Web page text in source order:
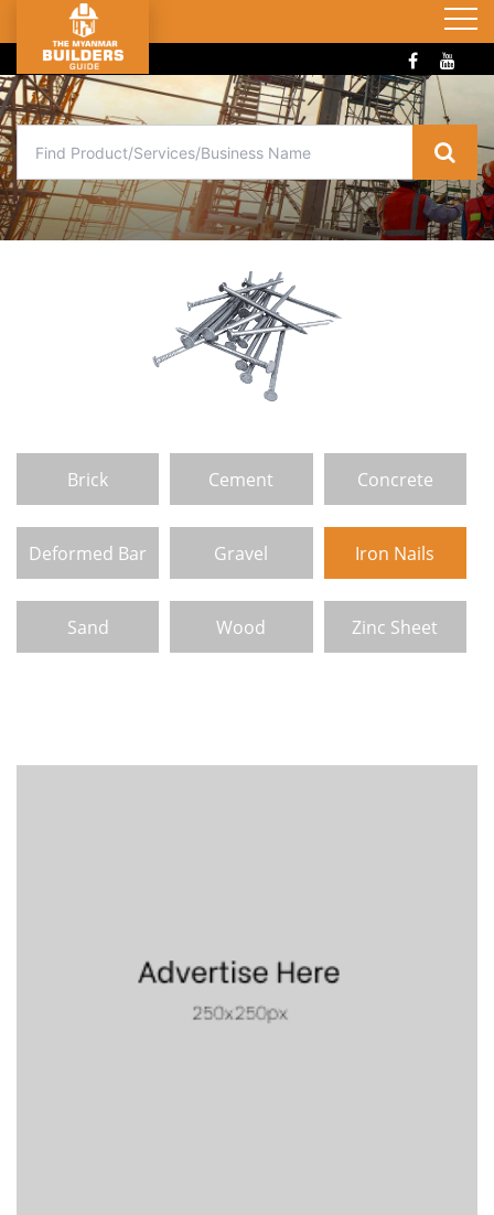
Brick Cement Concrete
Deformed Bar Gravel Iron Nails
Sand Wood Zinc Sheet